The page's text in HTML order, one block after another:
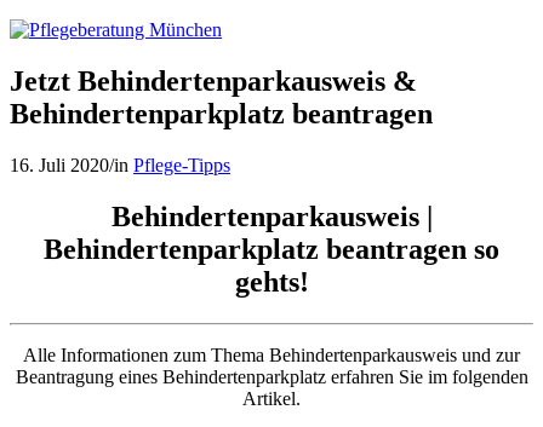
Jetzt Behindertenparkausweis &
Behindertenparkplatz beantragen
16. Juli 2020/in Pflege-Tipps
Behindertenparkausweis |
Behindertenparkplatz beantragen so
gehts!
Alle Informationen zum Thema Behindertenparkausweis und zur
Beantragung eines Behindertenparkplatz erfahren Sie im folgenden
Artikel.